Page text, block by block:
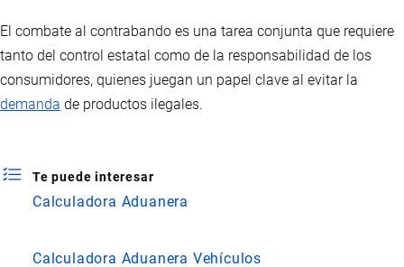
El combate al contrabando es una tarea conjunta que requiere
tanto del control estatal como de la responsabilidad de los
consumidores, quienes juegan un papel clave al evitar la
demanda de productos ilegales.
Te puede interesar
Calculadora Aduanera
Calculadora Aduanera Vehículos